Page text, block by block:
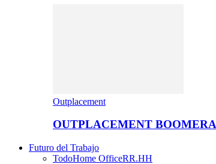
Outplacement
OUTPLACEMENT
Futuro del Trabajo
TodoHome OfficeRR.HH